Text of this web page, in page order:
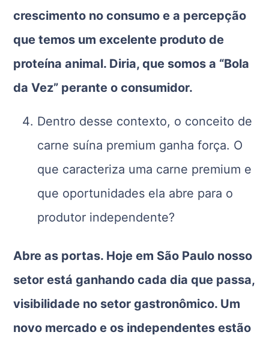
crescimento no consumo e a percepção
que temos um excelente produto de
proteína animal. Diria, que somos a “Bola
da Vez” perante o consumidor.
Dentro desse contexto, o conceito de
carne suína premium ganha força. O
que caracteriza uma carne premium e
que oportunidades ela abre para o
produtor independente?
Abre as portas. Hoje em São Paulo nosso
setor está ganhando cada dia que passa,
visibilidade no setor gastronômico. Um
novo mercado e os independentes estão